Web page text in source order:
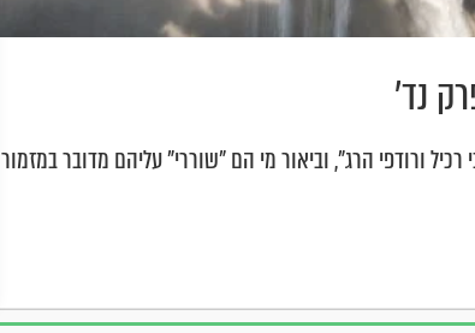
נד’
ורודפי הרג", וביאור מי הם "שוררי" עליהם מדובר במזמור